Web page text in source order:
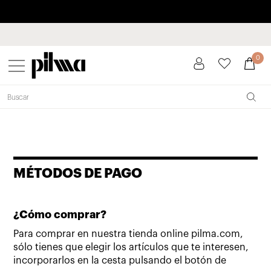
pilma 0
MÉTODOS DE PAGO
¿Cómo comprar?
Para comprar en nuestra tienda online pilma.com,
sólo tienes que elegir los artículos que te interesen,
incorporarlos en la cesta pulsando el botón de